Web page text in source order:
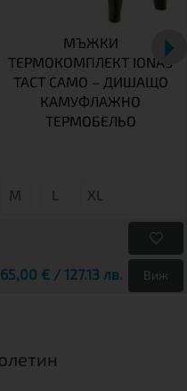
МЪЖКИ
ТЕРМОКОМПЛЕКТ IONAS
TACT CAMO – ДИШАЩО
КАМУФЛАЖНО
ТЕРМОБЕЛЬО
М L XL
65,00 € / 127.13 лв. Виж